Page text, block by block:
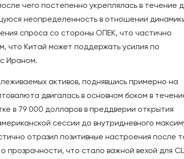
чего постепенно укреплялась в течение
неопределенность в отношении
спроса со стороны ОПЕК, что частично
что Китай может поддержать усилия по
Ираном.
активов, поднявшись примерно на
двигалась в основном боком в
в 79 000 долларов в преддверии открытия
сессии до внутридневного
отразил позитивные настроения после
прозрачности, что стало важной вехой для